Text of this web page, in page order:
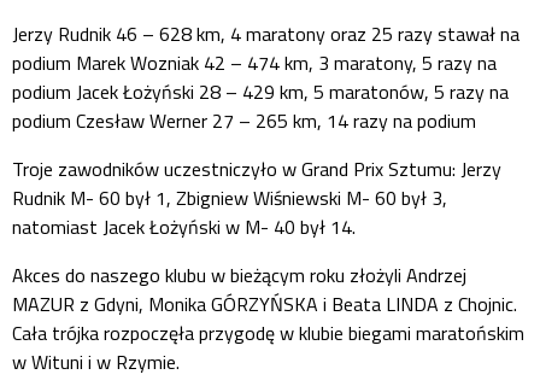
Jerzy Rudnik 46 – 628 km, 4 maratony oraz 25 razy stawał na
podium Marek Wozniak 42 – 474 km, 3 maratony, 5 razy na
podium Jacek Łożyński 28 – 429 km, 5 maratonów, 5 razy na
podium Czesław Werner 27 – 265 km, 14 razy na podium
Troje zawodników uczestniczyło w Grand Prix Sztumu: Jerzy
Rudnik M- 60 był 1, Zbigniew Wiśniewski M- 60 był 3,
natomiast Jacek Łożyński w M- 40 był 14.
Akces do naszego klubu w bieżącym roku złożyli Andrzej
MAZUR z Gdyni, Monika GÓRZYŃSKA i Beata LINDA z Chojnic.
Cała trójka rozpoczęła przygodę w klubie biegami maratońskim
w Wituni i w Rzymie.